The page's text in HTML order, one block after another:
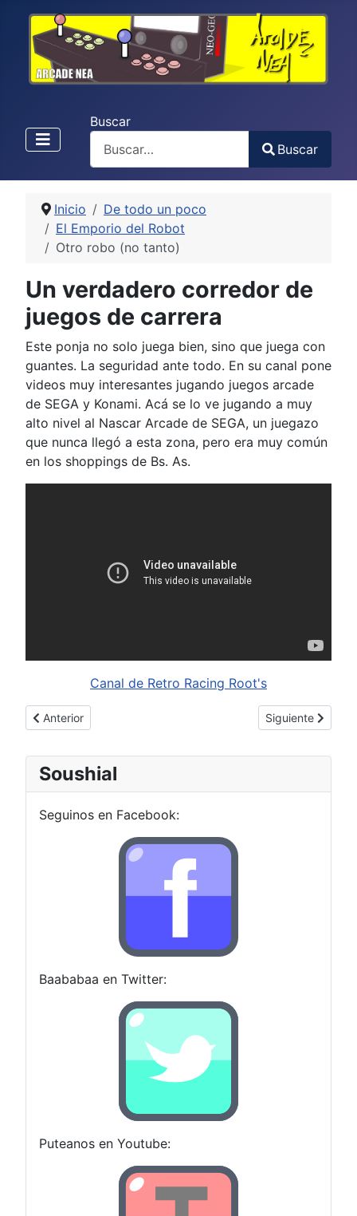
Buscar
Buscar
Inicio
De todo un poco
El Emporio del Robot
Otro robo (no tanto)
Un verdadero corredor de
juegos de carrera
Este ponja no solo juega bien, sino que juega con
guantes. La seguridad ante todo. En su canal pone
videos muy interesantes jugando juegos arcade
de SEGA y Konami. Acá se lo ve jugando a muy
alto nivel al Nascar Arcade de SEGA, un juegazo
que nunca llegó a esta zona, pero era muy común
en los shoppings de Bs. As.
Canal de Retro Racing Root's
Artículo anterior: Historia de la revista Action Games
Anterior Artículo
Siguiente
Soushial
Seguinos en Facebook:
Baababaa en Twitter:
Puteanos en Youtube: